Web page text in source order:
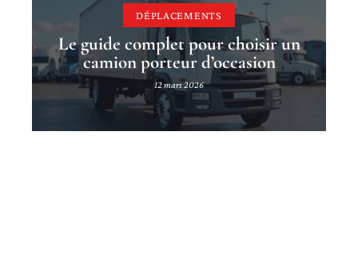
DÉPLACEMENTS
Le guide complet pour choisir un
camion porteur d’occasion
12 mars 2026